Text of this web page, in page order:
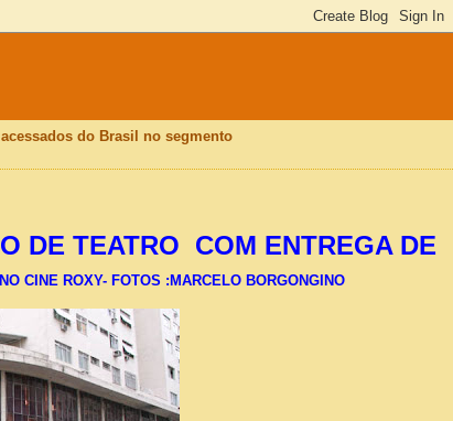
do Brasil no segmento
DE TEATRO COM ENTREGA DE
NO CINE ROXY- FOTOS :MARCELO BORGONGINO